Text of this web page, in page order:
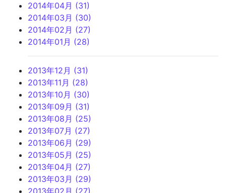
2014年04月 (31)
2014年03月 (30)
2014年02月 (27)
2014年01月 (28)
2013年12月 (31)
2013年11月 (28)
2013年10月 (30)
2013年09月 (31)
2013年08月 (25)
2013年07月 (27)
2013年06月 (29)
2013年05月 (25)
2013年04月 (27)
2013年03月 (29)
2013年02月 (27)